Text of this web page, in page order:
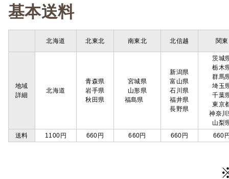
基本送料
北海道 北東北 南東北 北信越 関東
地域
詳細
北海道
青森県
岩手県
秋田県
宮城県
山形県
福島県
新潟県
富山県
石川県
福井県
長野県
茨城
栃木
群馬
埼玉
千葉
東京
神奈
山梨
送料
1100円 660円 660円 660円 660